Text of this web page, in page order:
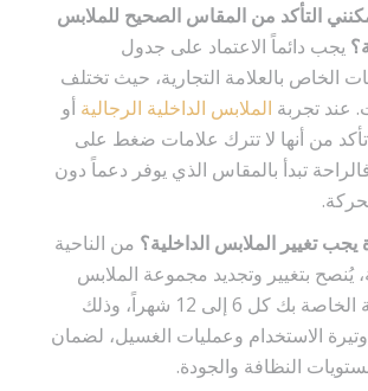
التأكد من المقاس الصحيح للملابس
يجب دائماً الاعتماد على جدول
الخاص بالعلامة التجارية، حيث تختلف
عند تجربة الملابس الداخلية الرجالية أو
تأكد من أنها لا تترك علامات ضغط على
تبدأ بالمقاس الذي يوفر دعماً دون
تغيير الملابس الداخلية؟ من الناحية
يُنصح بتغيير وتجديد مجموعة الملابس
الداخلية الخاصة بك كل 6 إلى 12 شهراً، وذلك
الاستخدام وعمليات الغسيل، لضمان
النظافة والجودة.